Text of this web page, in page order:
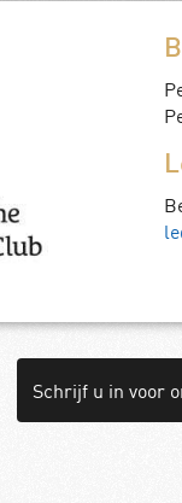
Schrijf u in voor